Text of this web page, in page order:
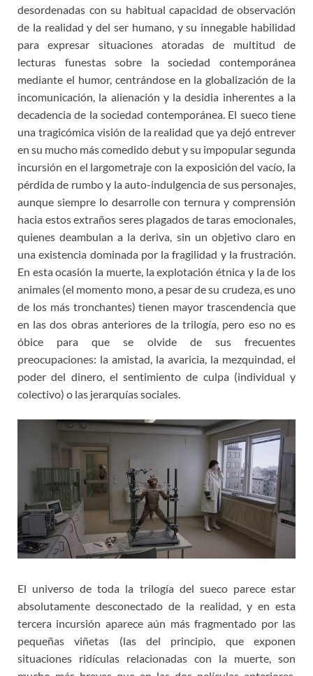
desordenadas con su habitual capacidad de observación
de la realidad y del ser humano, y su innegable habilidad
para expresar situaciones atoradas de multitud de
lecturas funestas sobre la sociedad contemporánea
mediante el humor, centrándose en la globalización de la
incomunicación, la alienación y la desidia inherentes a la
decadencia de la sociedad contemporánea. El sueco tiene
una tragicómica visión de la realidad que ya dejó entrever
en su mucho más comedido debut y su impopular segunda
incursión en el largometraje con la exposición del vacío, la
pérdida de rumbo y la auto-indulgencia de sus personajes,
aunque siempre lo desarrolle con ternura y comprensión
hacia estos extraños seres plagados de taras emocionales,
quienes deambulan a la deriva, sin un objetivo claro en
una existencia dominada por la fragilidad y la frustración.
En esta ocasión la muerte, la explotación étnica y la de los
animales (el momento mono, a pesar de su crudeza, es uno
de los más tronchantes) tienen mayor trascendencia que
en las dos obras anteriores de la trilogía, pero eso no es
óbice para que se olvide de sus frecuentes
preocupaciones: la amistad, la avaricia, la mezquindad, el
poder del dinero, el sentimiento de culpa (individual y
colectivo) o las jerarquías sociales.
El universo de toda la trilogía del sueco parece estar
absolutamente desconectado de la realidad, y en esta
tercera incursión aparece aún más fragmentado por las
pequeñas viñetas (las del principio, que exponen
situaciones ridículas relacionadas con la muerte, son